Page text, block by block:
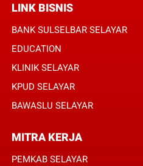
LINK BISNIS
BANK SULSELBAR SELAYAR
EDUCATION
KLINIK SELAYAR
KPUD SELAYAR
BAWASLU SELAYAR
MITRA KERJA
PEMKAB SELAYAR